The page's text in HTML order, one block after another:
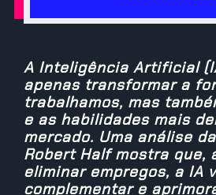
A Inteligência Artificial
apenas transformar a
trabalhamos, mas
e as habilidades mais
mercado. Uma análise
Robert Half mostra que,
eliminar empregos, a IA
complementar e